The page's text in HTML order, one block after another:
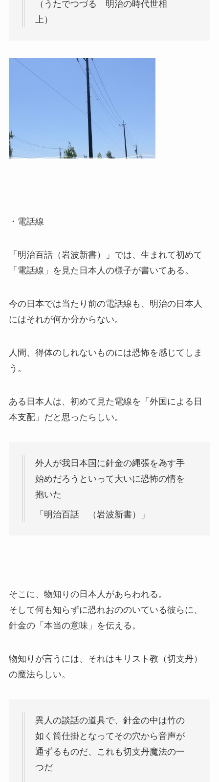
（うたでつづる 明治の時代世相
上）
・電話線
「明治百話（岩波新書）」では、生まれて初めて
「電話線」を見た日本人の様子が書いてある。
今の日本では当たり前の電話線も、明治の日本人
にはそれが何か分からない。
人間、得体のしれないものには恐怖を感じてしま
う。
ある日本人は、初めて見た電線を「外国による日
本支配」だと思ったらしい。
外人が我日本国に針金の縄張を為す手
始めだろうといって大いに恐怖の情を
抱いた
「明治百話 （岩波新書）」
そこに、物知りの日本人があらわれる。
そして何も知らずに恐れおののいている彼らに、
針金の「本当の意味」を伝える。
物知りが言うには、それはキリスト教（切支丹）
の魔法らしい。
異人の談話の道具で、針金の中は竹の
如く筒仕掛となってその穴から音声が
通ずるものだ、これも切支丹魔法の一
つだ